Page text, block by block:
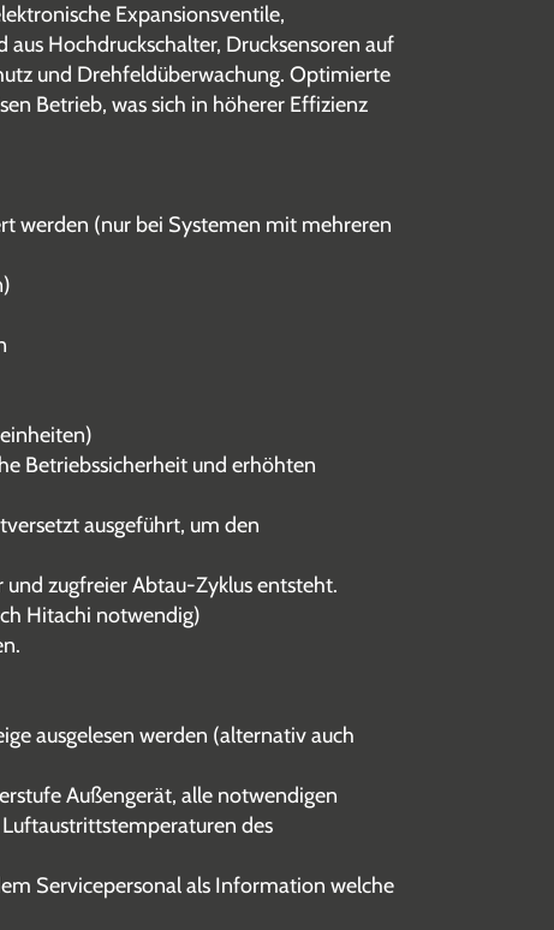
Expansionsventile,
Hochdruckschalter, Drucksensoren auf
und Drehfeldüberwachung. Optimierte
Betrieb, was sich in höherer Effizienz
werden (nur bei Systemen mit mehreren
Betriebssicherheit und erhöhten
ausgeführt, um den
zugfreier Abtau-Zyklus entsteht.
Hitachi notwendig)
ausgelesen werden (alternativ auch
Außengerät, alle notwendigen
des
Servicepersonal als Information welche